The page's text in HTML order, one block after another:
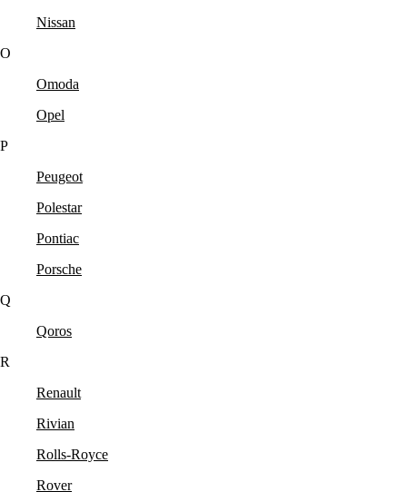
Nissan
O
Omoda
Opel
P
Peugeot
Polestar
Pontiac
Porsche
Q
Qoros
R
Renault
Rivian
Rolls-Royce
Rover